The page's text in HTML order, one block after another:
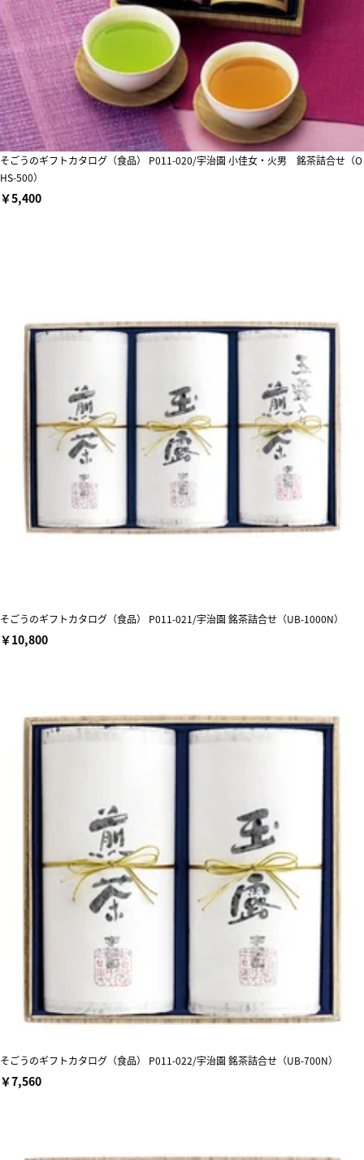
そごうのギフトカタログ（食品） P011-020/宇治園 小佳女・火男 銘茶詰合せ（O
HS-500）
￥5,400
そごうのギフトカタログ（食品） P011-021/宇治園 銘茶詰合せ（UB-1000N）
￥10,800
そごうのギフトカタログ（食品） P011-022/宇治園 銘茶詰合せ（UB-700N）
￥7,560